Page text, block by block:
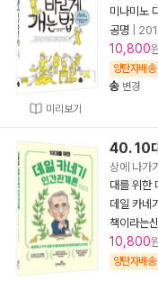
미리보기
미나미노
공명
10,800
양탄자배송
송 변경
40. 10
상에 나가
대를 위한
데일 카네기
책이라는
10,800
양탄자배송